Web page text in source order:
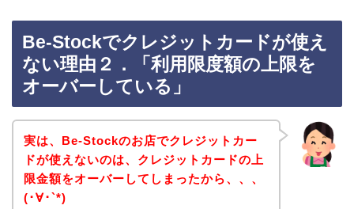
Be-Stockでクレジットカードが使え
ない理由２．「利用限度額の上限を
オーバーしている」
実は、Be-Stockのお店でクレジットカー
ドが使えないのは、クレジットカードの上
限金額をオーバーしてしまったから、、、
(･∀･`*)